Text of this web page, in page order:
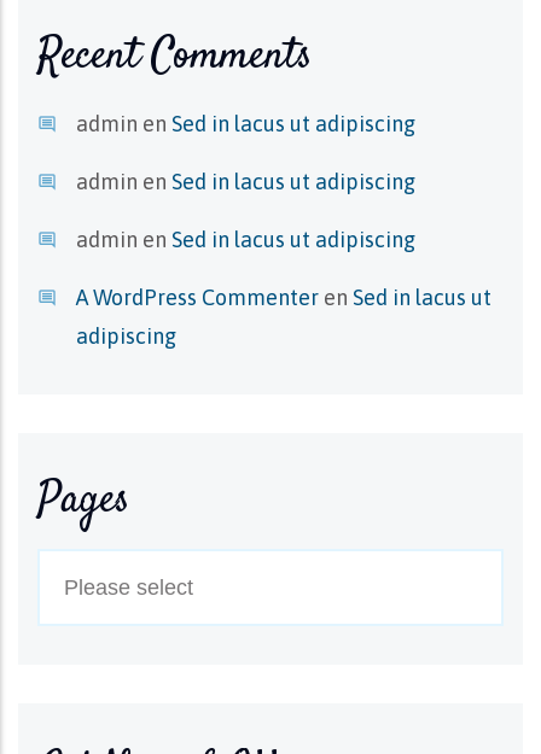
Recent Comments
admin en Sed in lacus ut adipiscing
admin en Sed in lacus ut adipiscing
admin en Sed in lacus ut adipiscing
A WordPress Commenter en Sed in lacus ut
adipiscing
Pages